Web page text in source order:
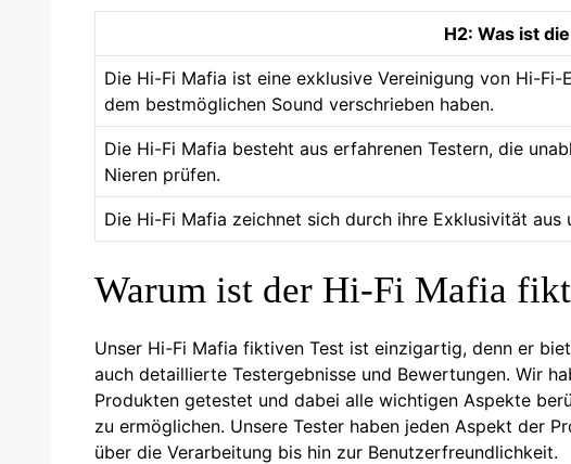
H2: Was ist
Die Hi-Fi Mafia ist eine exklusive Vereinigung von Hi-
dem bestmöglichen Sound verschrieben haben.
Die Hi-Fi Mafia besteht aus erfahrenen Testern, die
Nieren prüfen.
Die Hi-Fi Mafia zeichnet sich durch ihre Exklusivität
Warum ist der Hi-Fi Mafia
Unser Hi-Fi Mafia fiktiven Test ist einzigartig, denn er
auch detaillierte Testergebnisse und Bewertungen. Wir
Produkten getestet und dabei alle wichtigen Aspekte
zu ermöglichen. Unsere Tester haben jeden Aspekt der
über die Verarbeitung bis hin zur Benutzerfreundlichkeit.